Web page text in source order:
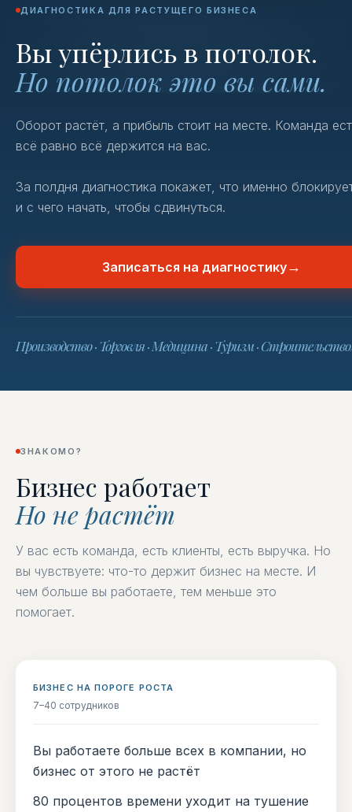
ДИАГНОСТИКА ДЛЯ РАСТУЩЕГО БИЗНЕСА
Вы упёрлись в потолок.
Но потолок это вы сами.
Оборот растёт, а прибыль стоит на месте. Команда
всё равно всё держится на вас.
За полдня диагностика покажет, что именно
и с чего начать, чтобы сдвинуться.
Записаться на диагностику→
Производство · Торговля · Медицина · Туризм ·
ЗНАКОМО?
Бизнес работает
Но не растёт
У вас есть команда, есть клиенты, есть выручка. Но
вы чувствуете: что-то держит бизнес на месте. И
чем больше вы работаете, тем меньше это
помогает.
БИЗНЕС НА ПОРОГЕ РОСТА
7–40 сотрудников
Вы работаете больше всех в компании, но
бизнес от этого не растёт
80 процентов времени уходит на тушение